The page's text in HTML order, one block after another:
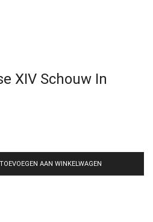
XIV Schouw In
TOEVOEGEN AAN WINKELWAGEN